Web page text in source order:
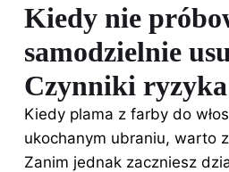
Kiedy nie
samodzielnie
Czynniki ryzyka
Kiedy plama z farby do
ukochanym ubraniu, warto
Zanim jednak zaczniesz